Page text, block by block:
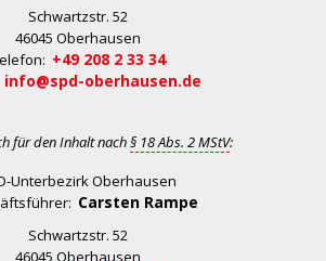
Schwartzstr. 52
46045 Oberhausen
+49 208 2 33 34
info@spd-oberhausen.de
für den Inhalt nach§ 18 Abs. 2 MStV:
Unterbezirk Oberhausen
Carsten Rampe
Schwartzstr. 52
46045 Oberhausen